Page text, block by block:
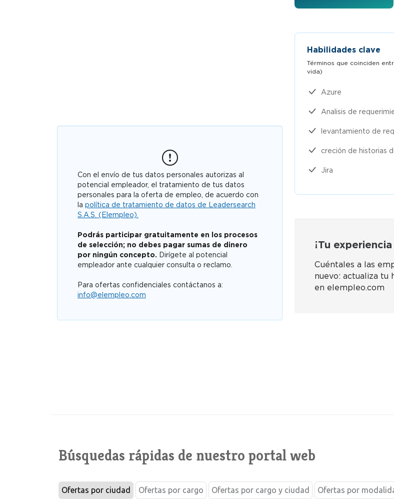
Con el envío de tus datos personales autorizas al
potencial empleador, el tratamiento de tus datos
personales para la oferta de empleo, de acuerdo con
la política de tratamiento de datos de Leadersearch
S.A.S. (Elempleo).
Podrás participar gratuitamente en los procesos
de selección; no debes pagar sumas de dinero
por ningún concepto. Dirígete al potencial
empleador ante cualquier consulta o reclamo.
Para ofertas confidenciales contáctanos a:
info@elempleo.com
Habilidades clave
Términos que coinciden
vida)​
Azure
Analisis de
levantamiento de
creción de historias
Jira
¡Tu
Cuéntales a las
nuevo: actualiza tu
en elempleo.com
Búsquedas rápidas de nuestro portal web
Ofertas por ciudad Ofertas por cargo Ofertas por cargo y ciudad Ofertas por